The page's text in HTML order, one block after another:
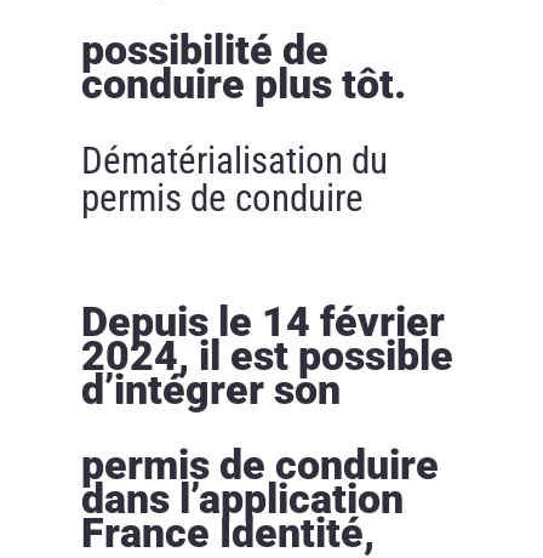
possibilité de
conduire plus tôt.
Dématérialisation du
permis de conduire
Depuis le 14 février
2024, il est possible
d’intégrer son
permis de conduire
dans l’application
France Identité,